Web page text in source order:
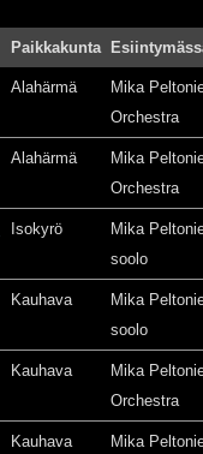
Paikkakunta
Alahärmä
Mika
Orchestra
Alahärmä
Mika
Orchestra
Isokyrö
Mika
soolo
Kauhava
Mika
soolo
Kauhava
Mika
Orchestra
Kauhava
Mika